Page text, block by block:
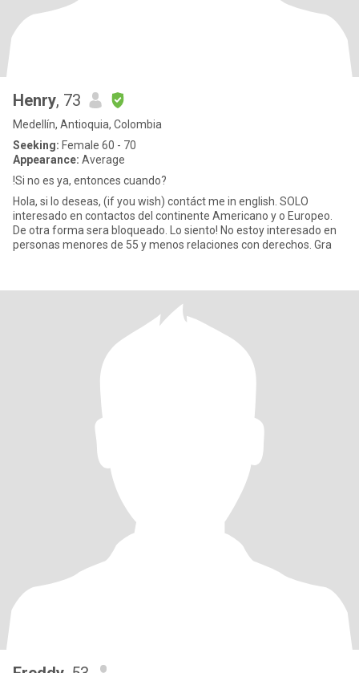
Henry, 73
Medellín, Antioquia, Colombia
Seeking: Female 60 - 70
Appearance: Average
!Si no es ya, entonces cuando?
Hola, si lo deseas, (if you wish) contáct me in english. SOLO
interesado en contactos del continente Americano y o Europeo.
De otra forma sera bloqueado. Lo siento! No estoy interesado en
personas menores de 55 y menos relaciones con derechos. Gra